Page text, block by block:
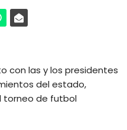
con las y los presidentes
del estado,
torneo de futbol